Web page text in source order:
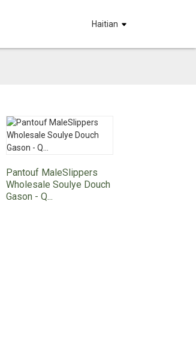
Haitian
Pantouf MaleSlippers
Wholesale Soulye Douch
Gason - Q...